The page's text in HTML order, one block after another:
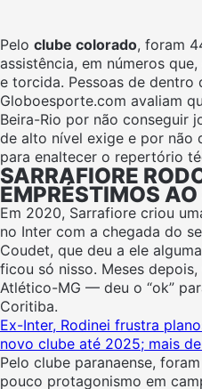
Pelo clube colorado, foram
assistência, em números
e torcida. Pessoas de
Globoesporte.com avaliam
Beira-Rio por não conseguir
de alto nível exige e por não
para enaltecer o repertório
SARRAFIORE
EMPRÉSTIMOS
Em 2020, Sarrafiore criou
no Inter com a chegada do
Coudet, que deu a ele
ficou só nisso. Meses
Atlético-MG — deu o “ok”
Coritiba.
Ex-Inter, Rodinei frustra
novo clube até 2025; mais
Pelo clube paranaense,
pouco protagonismo em